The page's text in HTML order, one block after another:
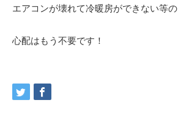
エアコンが壊れて冷暖房ができない等の
心配はもう不要です！